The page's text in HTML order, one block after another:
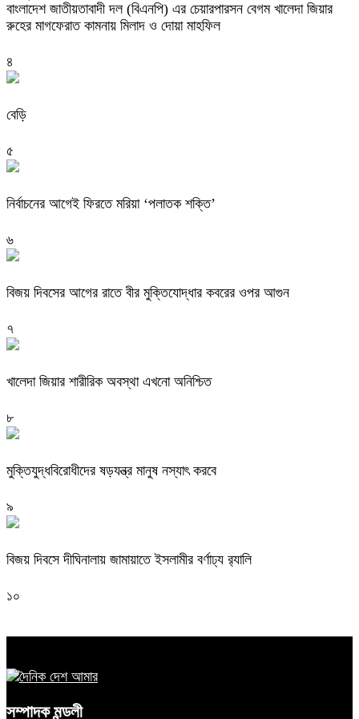
বাংলাদেশ জাতীয়তাবাদী দল (বিএনপি) এর চেয়ারপারসন বেগম খালেদা জিয়ার
রুহের মাগফেরাত কামনায় মিলাদ ও দোয়া মাহফিল
৪
বেড়ি
৫
নির্বাচনের আগেই ফিরতে মরিয়া ‘পলাতক শক্তি’
৬
বিজয় দিবসের আগের রাতে বীর মুক্তিযোদ্ধার কবরের ওপর আগুন
৭
খালেদা জিয়ার শারীরিক অবস্থা এখনো অনিশ্চিত
৮
মুক্তিযুদ্ধবিরোধীদের ষড়যন্ত্র মানুষ নস্যাৎ করবে
৯
বিজয় দিবসে দীঘিনালায় জামায়াতে ইসলামীর বর্ণাঢ্য র‍্যালি
১০
সম্পাদক মন্ডলী